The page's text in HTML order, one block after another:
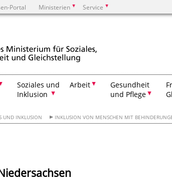
Portal Ministerien Service
Soziales und
Inklusion
Arbeit
Gesundheit
und Pflege
UND INKLUSION INKLUSION VON MENSCHEN MIT